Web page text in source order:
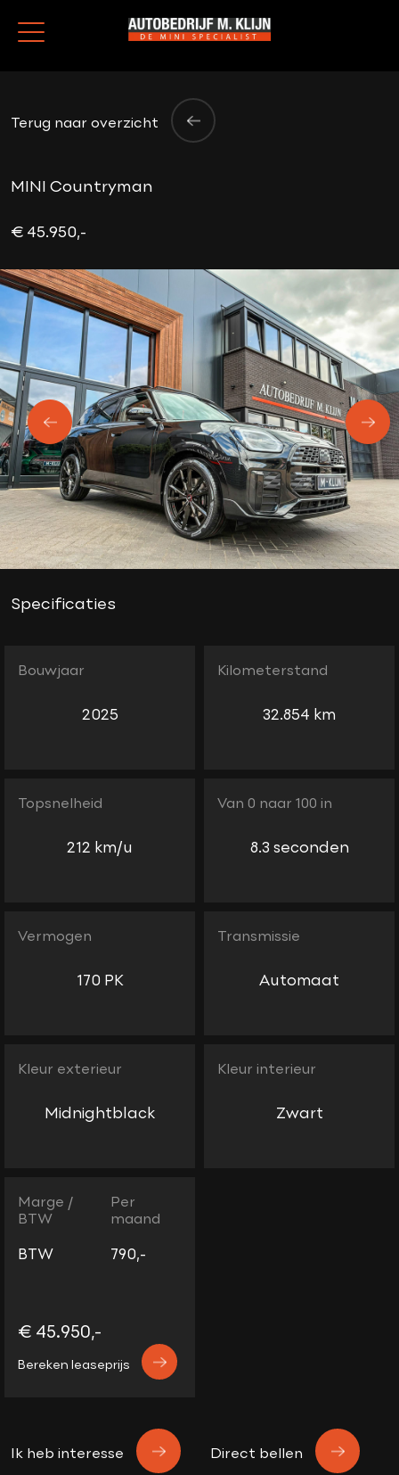
Terug naar overzicht
MINI Countryman
€ 45.950,-
Specificaties
Bouwjaar
2025
Kilometerstand
32.854 km
Topsnelheid
212 km/u
Van 0 naar 100 in
8.3 seconden
Vermogen
170 PK
Transmissie
Automaat
Kleur exterieur
Midnightblack
Kleur interieur
Zwart
Marge /
BTW
BTW
Per
maand
790,-
€ 45.950,-
Bereken leaseprijs
Ik heb interesse Direct bellen